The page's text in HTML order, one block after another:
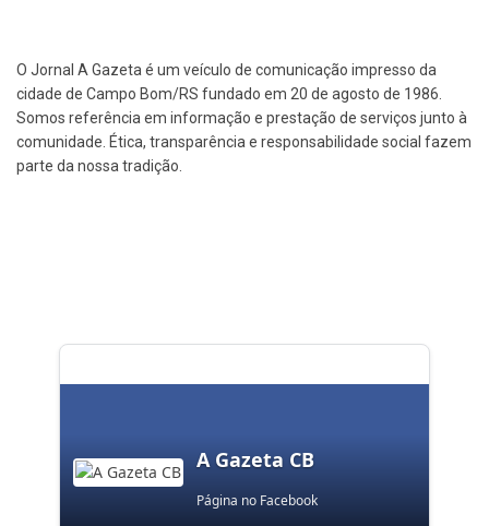
O Jornal A Gazeta é um veículo de comunicação impresso da
cidade de Campo Bom/RS fundado em 20 de agosto de 1986.
Somos referência em informação e prestação de serviços junto à
comunidade. Ética, transparência e responsabilidade social fazem
parte da nossa tradição.
A Gazeta CB
Página no Facebook